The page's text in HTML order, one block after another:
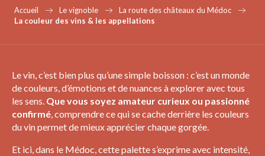
Accueil Le vignoble
La route des châteaux du Médoc
La couleur des vins & les appellations
Le vin, c’est bien plus qu’une simple boisson : c’est un monde
de couleurs, d’émotions et de nuances à explorer avec tous
les sens. Que vous soyez amateur curieux ou passionné
confirmé, comprendre ce qui se cache derrière les couleurs
du vin permet de mieux apprécier chaque gorgée.
Et ici, dans le Médoc, cette palette s’exprime avec intensité,